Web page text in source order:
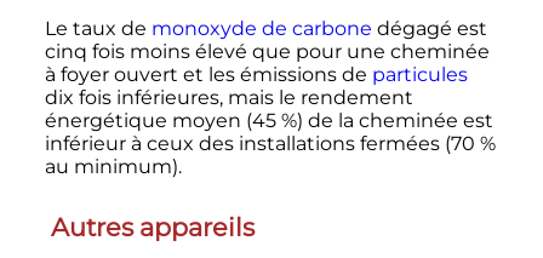
Le taux de monoxyde de carbone dégagé est
cinq fois moins élevé que pour une cheminée
à foyer ouvert et les émissions de particules
dix fois inférieures, mais le rendement
énergétique moyen (45 %) de la cheminée est
inférieur à ceux des installations fermées (70 %
au minimum).
Autres appareils